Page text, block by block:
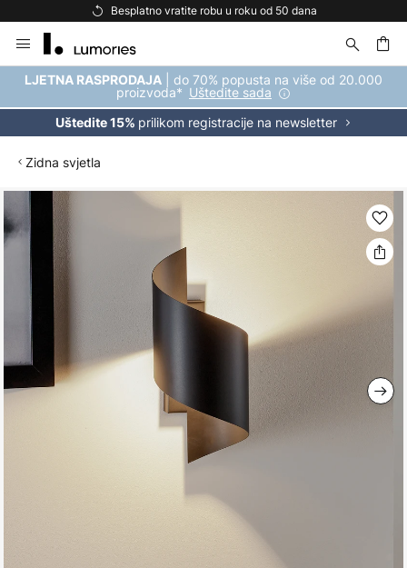
Besplatno vratite robu u roku od 50 dana
to
Content
LJETNA RASPRODAJA | do 70% popusta na više od 20.000
proizvoda* Uštedite sada
Uštedite 15% prilikom registracije na newsletter
Zidna svjetla
Skip
to
the
images
gallery